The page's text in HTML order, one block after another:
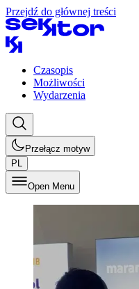
Przejdź do głównej treści
Czasopis
Możliwości
Wydarzenia
Przełącz motyw
PL
Open Menu